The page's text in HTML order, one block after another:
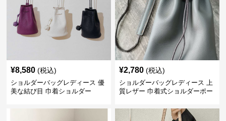
¥8,580 (税込)
ショルダーバッグレディース 優
美な結び目 巾着ショルダー
¥2,780 (税込)
ショルダーバッグレディース 上
質レザー 巾着式ショルダーポー